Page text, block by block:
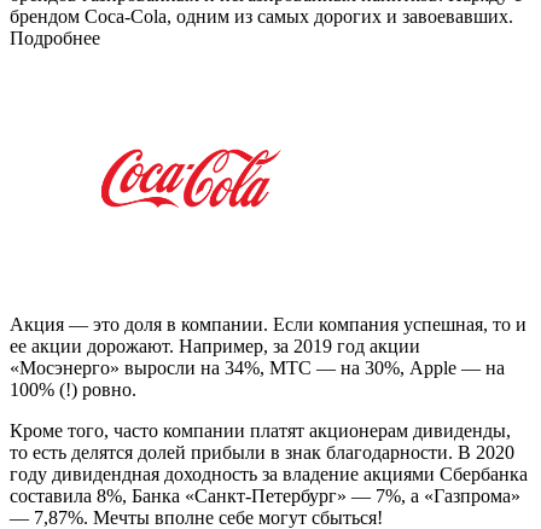
брендом Coca-Cola, одним из самых дорогих и завоевавших.
Подробнее
Акция — это доля в компании. Если компания успешная, то и
ее акции дорожают. Например, за 2019 год акции
«Мосэнерго» выросли на 34%, МТС — на 30%, Apple — на
100% (!) ровно.
Кроме того, часто компании платят акционерам дивиденды,
то есть делятся долей прибыли в знак благодарности. В 2020
году дивидендная доходность за владение акциями Сбербанка
составила 8%, Банка «Санкт-Петербург» — 7%, а «Газпрома»
— 7,87%. Мечты вполне себе могут сбыться!